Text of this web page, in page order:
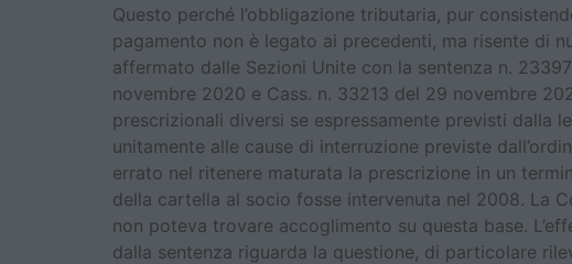
Questo perché l’obbligazione tributaria, pur
pagamento non è legato ai precedenti, ma risente di
affermato dalle Sezioni Unite con la sentenza n.
novembre 2020 e Cass. n. 33213 del 29 novembre
prescrizionali diversi se espressamente previsti dalla
unitamente alle cause di interruzione previste
errato nel ritenere maturata la prescrizione in un
della cartella al socio fosse intervenuta nel 2008. La
non poteva trovare accoglimento su questa base.
dalla sentenza riguarda la questione, di particolare